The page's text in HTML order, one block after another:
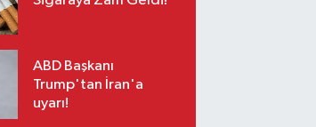
ABD Başkanı
Trump'tan İran'a
uyarı!